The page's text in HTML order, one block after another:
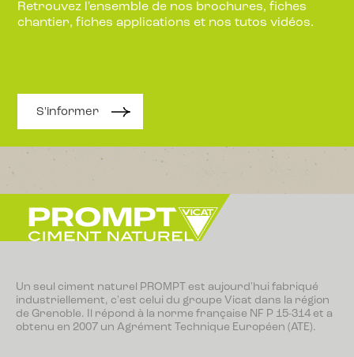
Retrouvez l'ensemble de nos brochures, fiches
chantier, fiches applications et nos tutos vidéos.
S'informer
Un seul ciment naturel PROMPT est aujourd'hui fabriqué
industriellement, c'est celui du groupe Vicat dans la région
de Grenoble. Il répond à la norme française NF P 15-314 et a
obtenu en 2007 un Agrément Technique Européen (ATE).